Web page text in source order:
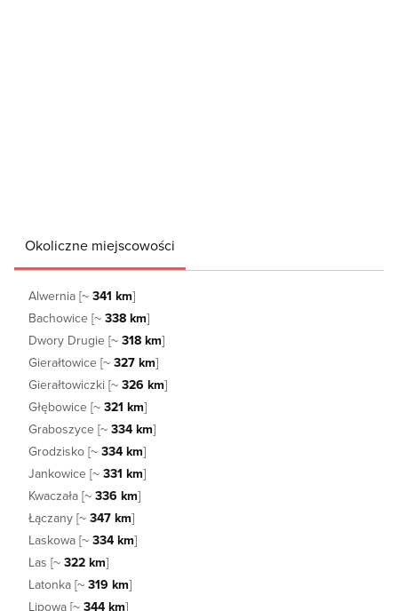
Okoliczne miejscowości
Alwernia [~ 341 km]
Bachowice [~ 338 km]
Dwory Drugie [~ 318 km]
Gierałtowice [~ 327 km]
Gierałtowiczki [~ 326 km]
Głębowice [~ 321 km]
Graboszyce [~ 334 km]
Grodzisko [~ 334 km]
Jankowice [~ 331 km]
Kwaczała [~ 336 km]
Łączany [~ 347 km]
Laskowa [~ 334 km]
Las [~ 322 km]
Latonka [~ 319 km]
Lipowa [~ 344 km]